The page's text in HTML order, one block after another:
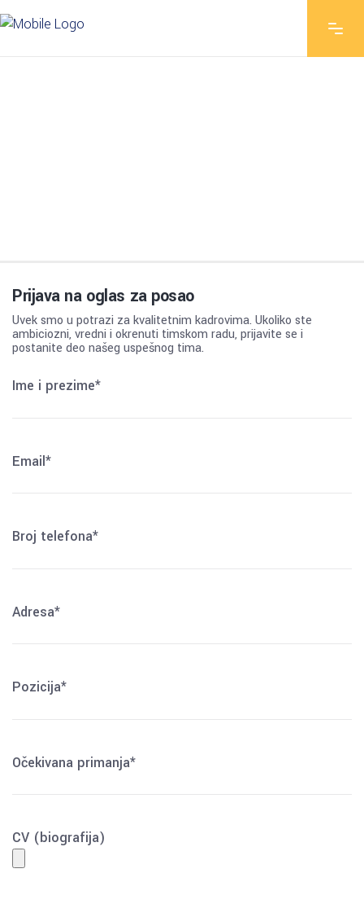
Prijava na oglas za posao
Uvek smo u potrazi za kvalitetnim kadrovima. Ukoliko ste
ambiciozni, vredni i okrenuti timskom radu, prijavite se i
postanite deo našeg uspešnog tima.
Ime i prezime*
Email*
Broj telefona*
Adresa*
Pozicija*
Očekivana primanja*
CV (biografija)